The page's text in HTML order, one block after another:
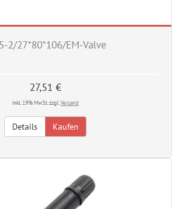
2/27*80*106/EM-Valve
27,51 €
inkl. 19% MwSt. zzgl. Versand
Details Kaufen